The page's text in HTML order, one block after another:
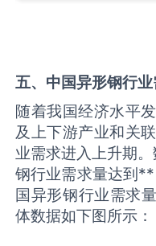
五、中国异形钢行
随着我国经济水平
及上下游产业和关
业需求进入上升期
钢行业需求量达到
国异形钢行业需求
体数据如下图所示：